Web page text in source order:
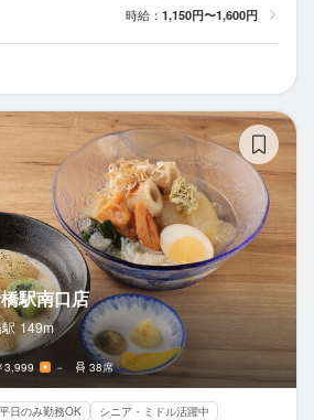
時給： 1,150円〜1,600円
駅南口店
駅 149m
3,999 － 38席
平日のみ勤務OK
シニア・ミドル活躍中